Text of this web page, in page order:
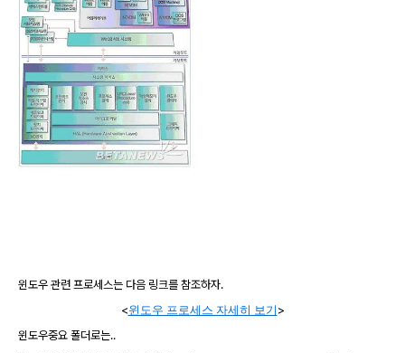
윈도우 관련 프로세스는 다음 링크를 참조하자.
<윈도우 프로세스 자세히 보기 >
윈도우중요 폴더로는..